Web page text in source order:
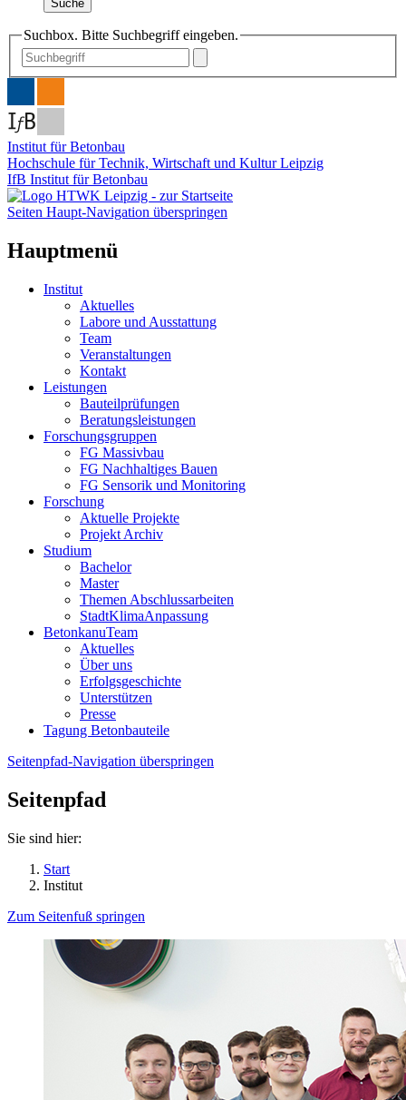
Suche
Suchbox. Bitte Suchbegriff eingeben.
Institut für Betonbau
Hochschule für Technik, Wirtschaft und Kultur Leipzig
IfB Institut für Betonbau
Seiten Haupt-Navigation überspringen
Hauptmenü
Institut
Aktuelles
Labore und Ausstattung
Team
Veranstaltungen
Kontakt
Leistungen
Bauteilprüfungen
Beratungsleistungen
Forschungsgruppen
FG Massivbau
FG Nachhaltiges Bauen
FG Sensorik und Monitoring
Forschung
Aktuelle Projekte
Projekt Archiv
Studium
Bachelor
Master
Themen Abschlussarbeiten
StadtKlimaAnpassung
BetonkanuTeam
Aktuelles
Über uns
Erfolgsgeschichte
Unterstützen
Presse
Tagung Betonbauteile
Seitenpfad-Navigation überspringen
Seitenpfad
Sie sind hier:
Start
Institut
Zum Seitenfuß springen